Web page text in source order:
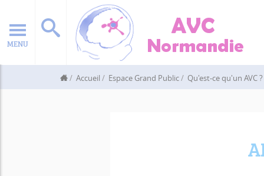
MENU
Accueil Espace Grand Public Qu'est-ce qu'un AVC ?